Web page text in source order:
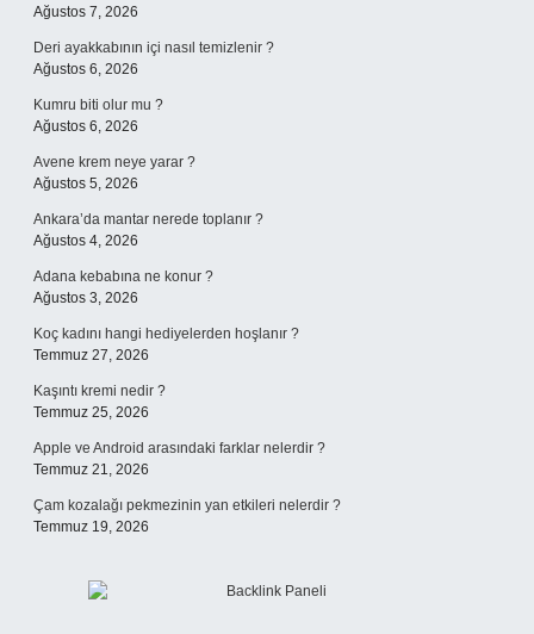
Ağustos 7, 2026
Deri ayakkabının içi nasıl temizlenir ?
Ağustos 6, 2026
Kumru biti olur mu ?
Ağustos 6, 2026
Avene krem neye yarar ?
Ağustos 5, 2026
Ankara’da mantar nerede toplanır ?
Ağustos 4, 2026
Adana kebabına ne konur ?
Ağustos 3, 2026
Koç kadını hangi hediyelerden hoşlanır ?
Temmuz 27, 2026
Kaşıntı kremi nedir ?
Temmuz 25, 2026
Apple ve Android arasındaki farklar nelerdir ?
Temmuz 21, 2026
Çam kozalağı pekmezinin yan etkileri nelerdir ?
Temmuz 19, 2026